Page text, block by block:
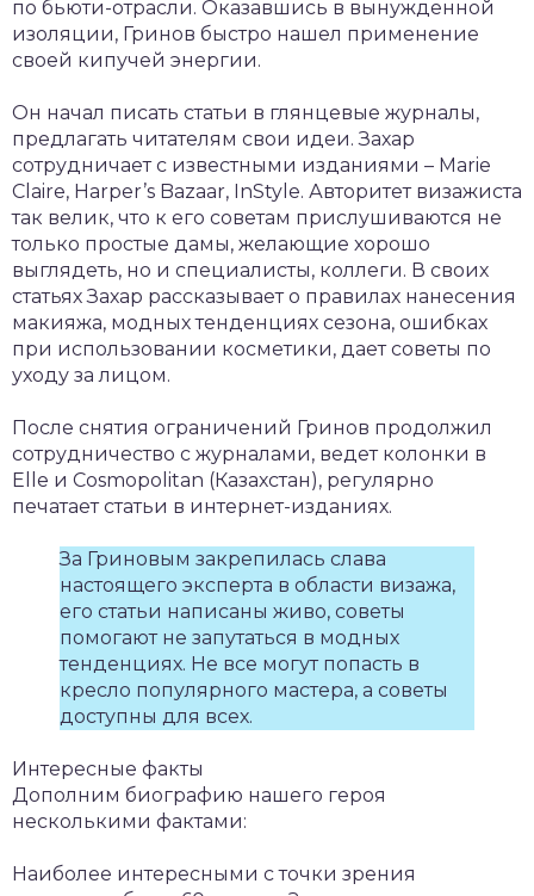
по бьюти-отрасли. Оказавшись в вынужденной
изоляции, Гринов быстро нашел применение
своей кипучей энергии.
Он начал писать статьи в глянцевые журналы,
предлагать читателям свои идеи. Захар
сотрудничает с известными изданиями – Marie
Claire, Harper’s Bazaar, InStyle. Авторитет визажиста
так велик, что к его советам прислушиваются не
только простые дамы, желающие хорошо
выглядеть, но и специалисты, коллеги. В своих
статьях Захар рассказывает о правилах нанесения
макияжа, модных тенденциях сезона, ошибках
при использовании косметики, дает советы по
уходу за лицом.
После снятия ограничений Гринов продолжил
сотрудничество с журналами, ведет колонки в
Elle и Cosmopolitan (Казахстан), регулярно
печатает статьи в интернет-изданиях.
За Гриновым закрепилась слава
настоящего эксперта в области визажа,
его статьи написаны живо, советы
помогают не запутаться в модных
тенденциях. Не все могут попасть в
кресло популярного мастера, а советы
доступны для всех.
Интересные факты
Дополним биографию нашего героя
несколькими фактами:
Наиболее интересными с точки зрения